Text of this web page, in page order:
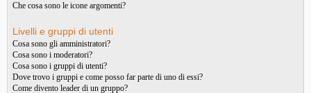
Che cosa sono le icone argomenti?
Livelli e gruppi di utenti
Cosa sono gli amministratori?
Cosa sono i moderatori?
Cosa sono i gruppi di utenti?
Dove trovo i gruppi e come posso far parte di uno di essi?
Come divento leader di un gruppo?